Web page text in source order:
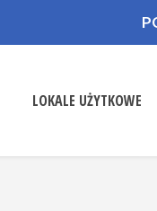
LOKALE UŻYTKOWE